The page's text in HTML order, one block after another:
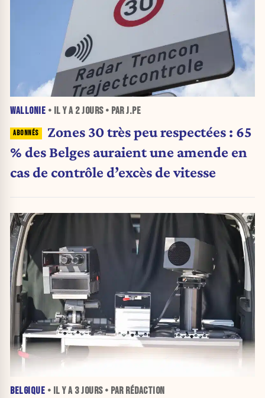
WALLONIE • IL Y A 2 JOURS• PAR J.PE
Zones 30 très peu respectées : 65
% des Belges auraient une amende en
cas de contrôle d’excès de vitesse
BELGIQUE • IL Y A 3 JOURS• PAR RÉDACTION